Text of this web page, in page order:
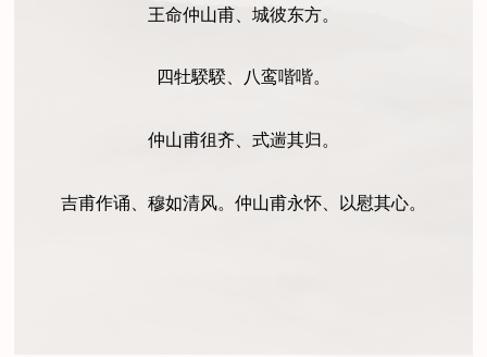
王命仲山甫、城彼东方。
四牡騤騤、八鸾喈喈。
仲山甫徂齐、式遄其归。
吉甫作诵、穆如清风。仲山甫永怀、以慰其心。